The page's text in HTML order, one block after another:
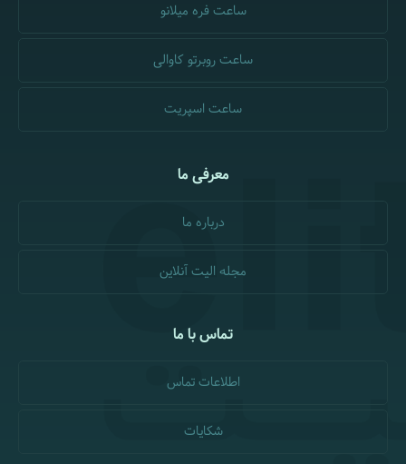
ساعت فره میلانو
ساعت روبرتو کاوالی
ساعت اسپریت
معرفی ما
درباره ما
مجله الیت آنلاین
تماس با ما
اطلاعات تماس
شکایات